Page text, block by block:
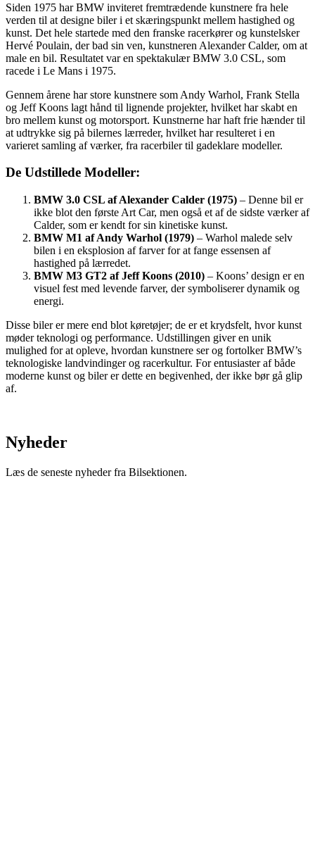
Siden 1975 har BMW inviteret fremtrædende kunstnere fra hele
verden til at designe biler i et skæringspunkt mellem hastighed og
kunst. Det hele startede med den franske racerkører og kunstelsker
Hervé Poulain, der bad sin ven, kunstneren Alexander Calder, om at
male en bil. Resultatet var en spektakulær BMW 3.0 CSL, som
racede i Le Mans i 1975.
Gennem årene har store kunstnere som Andy Warhol, Frank Stella
og Jeff Koons lagt hånd til lignende projekter, hvilket har skabt en
bro mellem kunst og motorsport. Kunstnerne har haft frie hænder til
at udtrykke sig på bilernes lærreder, hvilket har resulteret i en
varieret samling af værker, fra racerbiler til gadeklare modeller.
De Udstillede Modeller:
BMW 3.0 CSL af Alexander Calder (1975) – Denne bil er
ikke blot den første Art Car, men også et af de sidste værker af
Calder, som er kendt for sin kinetiske kunst.
BMW M1 af Andy Warhol (1979) – Warhol malede selv
bilen i en eksplosion af farver for at fange essensen af
hastighed på lærredet.
BMW M3 GT2 af Jeff Koons (2010) – Koons’ design er en
visuel fest med levende farver, der symboliserer dynamik og
energi.
Disse biler er mere end blot køretøjer; de er et krydsfelt, hvor kunst
møder teknologi og performance. Udstillingen giver en unik
mulighed for at opleve, hvordan kunstnere ser og fortolker BMW’s
teknologiske landvindinger og racerkultur. For entusiaster af både
moderne kunst og biler er dette en begivenhed, der ikke bør gå glip
af.
Nyheder
Læs de seneste nyheder fra Bilsektionen.